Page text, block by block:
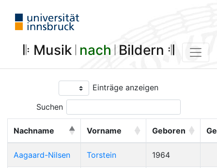
𝄆 Musik 𝄀 nach 𝄀 Bildern 𝄇
Einträge anzeigen
Suchen
Nachname Vorname Geboren
Aagaard-Nilsen Torstein 1964